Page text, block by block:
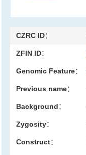
CZRC ID：
ZFIN ID：
Genomic Feature：
Previous name：
Background：
Zygosity：
Construct：